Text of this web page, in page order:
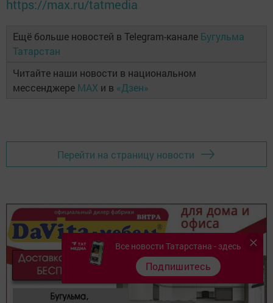
https://max.ru/tatmedia
Ещё больше новостей в Telegram-канале Бугульма
Татарстан
Читайте наши новости в национальном
мессенджере MAX и в «Дзен»
Перейти на страницу новости
Все новости Татарстана - здесь
Подпишитесь